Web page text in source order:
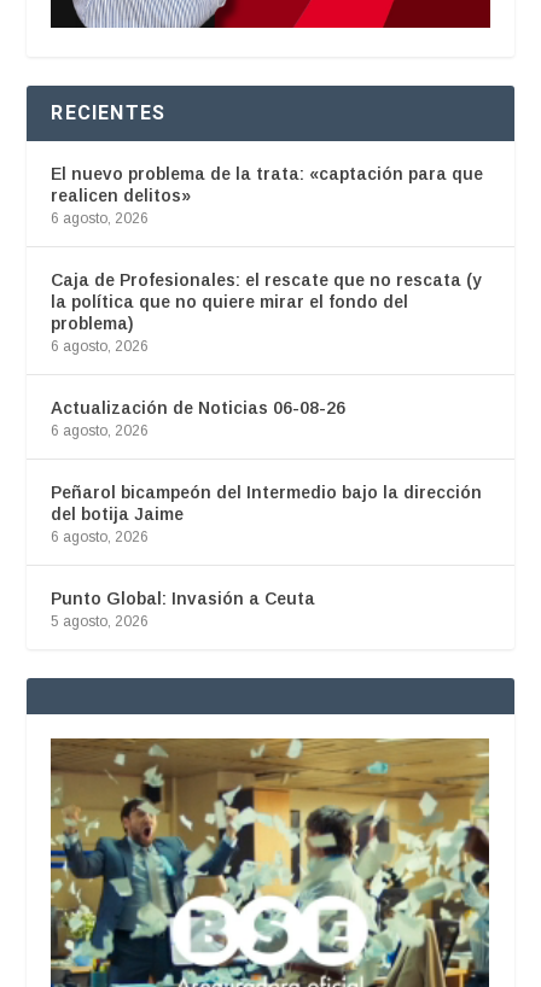
RECIENTES
El nuevo problema de la trata: «captación para que
realicen delitos»
6 agosto, 2026
Caja de Profesionales: el rescate que no rescata (y
la política que no quiere mirar el fondo del
problema)
6 agosto, 2026
Actualización de Noticias 06-08-26
6 agosto, 2026
Peñarol bicampeón del Intermedio bajo la dirección
del botija Jaime
6 agosto, 2026
Punto Global: Invasión a Ceuta
5 agosto, 2026